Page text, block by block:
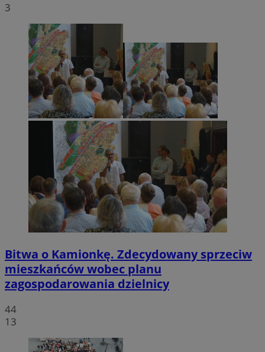
3
Bitwa o Kamionkę. Zdecydowany sprzeciw
mieszkańców wobec planu
zagospodarowania dzielnicy
44
13